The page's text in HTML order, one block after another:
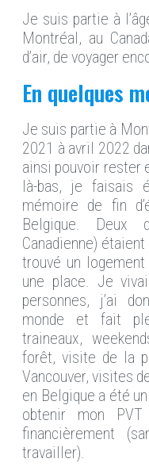
Je suis partie à
Montréal, au
d’air, de voyager
En quelques
Je suis partie à
2021 à avril 2022
ainsi pouvoir rester
là-bas, je faisais
mémoire de fin
Belgique.
Canadienne)
trouvé un
une place. Je
personnes, j’ai
monde et fait
traineaux,
forêt, visite de la
Vancouver, visites
en Belgique a été
obtenir mon
financièrement
travailler).